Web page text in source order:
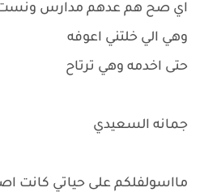
اي صح هم عدهم مدارس ونست
وهي الي خلتني اعوفه
حتى اخدمه وهي ترتاح
جمانه السعيدي
مااسولفلكم على حياتي كانت